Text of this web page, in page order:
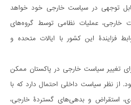
توجهی در سیاست خارجی خود خواهد
خارجی، عملیات نظامی توسط گروه‌های
فزایندۀ این کشور با ایالات متحده و
تغییر سیاست خارجی در پاکستان ممکن
از نظر سیاست داخلی احتمال دارد که با
استقراض و بدهی‌های گستردۀ خارجی،